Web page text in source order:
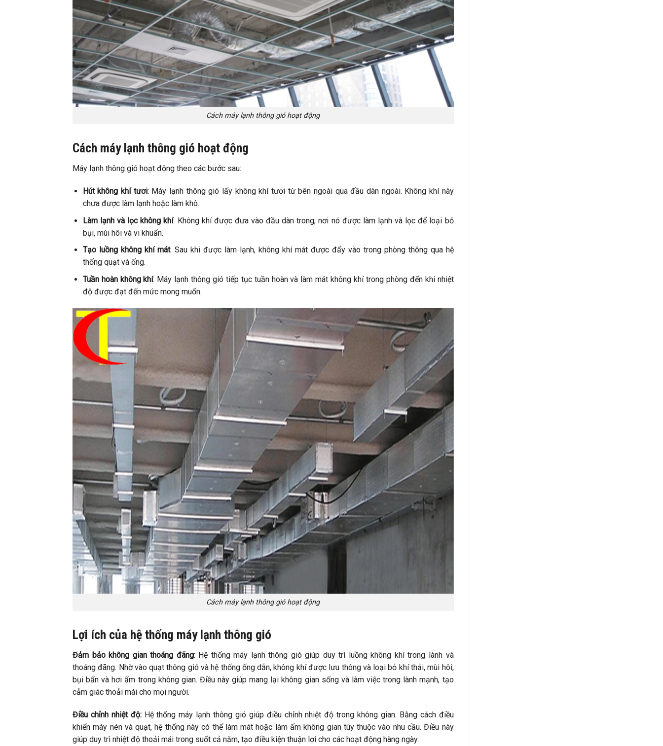
Cách máy lạnh thông gió hoạt động
Cách máy lạnh thông gió hoạt động
Máy lạnh thông gió hoạt động theo các bước sau:
Hút không khí tươi: Máy lạnh thông gió lấy không khí tươi từ bên ngoài qua đầu dàn ngoài. Không khí này
chưa được làm lạnh hoặc làm khô.
Làm lạnh và lọc không khí: Không khí được đưa vào đầu dàn trong, nơi nó được làm lạnh và lọc để loại bỏ
bụi, mùi hôi và vi khuẩn.
Tạo luồng không khí mát: Sau khi được làm lạnh, không khí mát được đẩy vào trong phòng thông qua hệ
thống quạt và ống.
Tuần hoàn không khí: Máy lạnh thông gió tiếp tục tuần hoàn và làm mát không khí trong phòng đến khi nhiệt
độ được đạt đến mức mong muốn.
Cách máy lạnh thông gió hoạt động
Lợi ích của hệ thống máy lạnh thông gió
Đảm bảo không gian thoáng đãng: Hệ thống máy lạnh thông gió giúp duy trì luồng không khí trong lành và
thoáng đãng. Nhờ vào quạt thông gió và hệ thống ống dẫn, không khí được lưu thông và loại bỏ khí thải, mùi hôi,
bụi bẩn và hơi ẩm trong không gian. Điều này giúp mang lại không gian sống và làm việc trong lành mạnh, tạo
cảm giác thoải mái cho mọi người.
Điều chỉnh nhiệt độ: Hệ thống máy lạnh thông gió giúp điều chỉnh nhiệt độ trong không gian. Bằng cách điều
khiển máy nén và quạt, hệ thống này có thể làm mát hoặc làm ấm không gian tùy thuộc vào nhu cầu. Điều này
giúp duy trì nhiệt độ thoải mái trong suốt cả năm, tạo điều kiện thuận lợi cho các hoạt động hàng ngày.